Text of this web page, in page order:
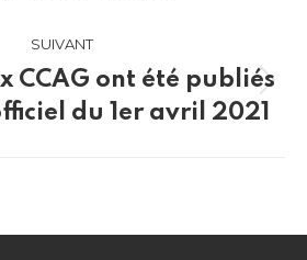
SUIVANT
Article
suivant
CCAG ont été publiés
du 1er avril 2021